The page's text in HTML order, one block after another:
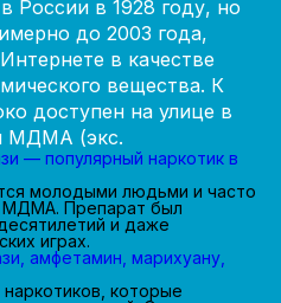
России в 1928 году, но
до 2003 года,
в качестве
вещества. К
доступен на улице в
МДМА (экс.
— популярный наркотик в
молодыми людьми и часто
МДМА. Препарат был
и даже
играх.
амфетамин, марихуану,
которые